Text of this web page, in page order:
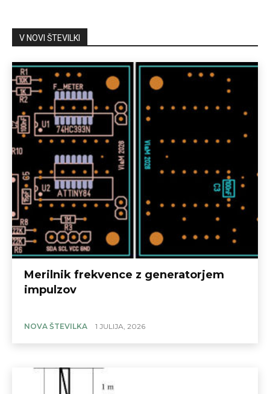
V NOVI ŠTEVILKI
Merilnik frekvence z generatorjem
impulzov
NOVA ŠTEVILKA 1 JULIJA, 2026